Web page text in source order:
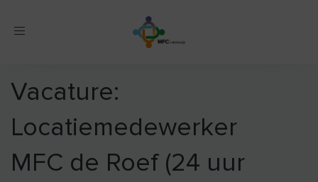
Toggle
Vacature:
Locatiemedewerker
MFC de Roef (24 uur